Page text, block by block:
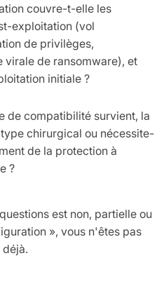
couvre-t-elle les
exploitation (vol
de privilèges,
virale de ransomware), et
initiale ?
de compatibilité survient, la
chirurgical ou nécessite-
de la protection à
?
est non, partielle ou
», vous n'êtes pas